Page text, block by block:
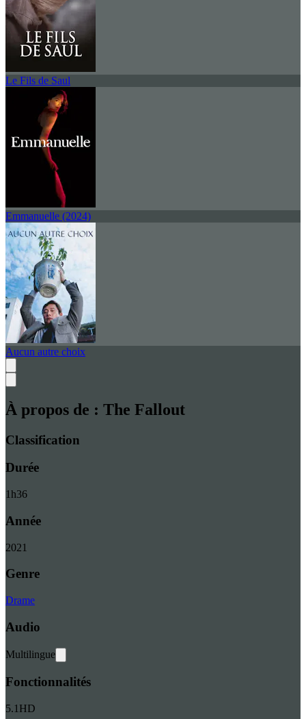
Le Fils de Saul
Emmanuelle (2024)
Aucun autre choix
À propos de : The Fallout
Classification
Durée
1h36
Année
2021
Genre
Drame
Audio
Multilingue
Fonctionnalités
5.1 HD